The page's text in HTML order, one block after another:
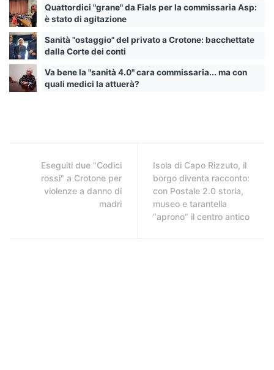
Quattordici "grane" da Fials per la commissaria Asp:
è stato di agitazione
Sanità "ostaggio" del privato a Crotone: bacchettate
dalla Corte dei conti
Va bene la "sanità 4.0" cara commissaria... ma con
quali medici la attuerà?
Eseguiti due "Codici
rossi" a Crotone per
violenze a danno di
madri
Isola di Capo Rizzuto, il
borgo diventa racconto:
con Postale 2.0 storia,
museo e tarantella
“aprono” il centro antico